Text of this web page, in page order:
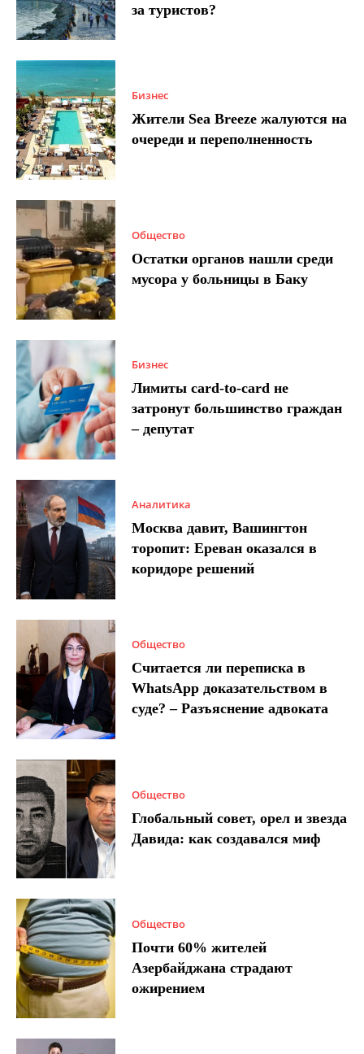
за туристов?
Бизнес
Жители Sea Breeze жалуются на
очереди и переполненность
Общество
Остатки органов нашли среди
мусора у больницы в Баку
Бизнес
Лимиты card-to-card не
затронут большинство граждан
– депутат
Аналитика
Москва давит, Вашингтон
торопит: Ереван оказался в
коридоре решений
Общество
Считается ли переписка в
WhatsApp доказательством в
суде? – Разъяснение адвоката
Общество
Глобальный совет, орел и звезда
Давида: как создавался миф
Общество
Почти 60% жителей
Азербайджана страдают
ожирением